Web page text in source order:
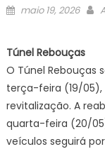
Posted
maio 19, 2026
Túnel Rebouças
O Túnel Rebouças
terça-feira (19/05),
revitalização. A
quarta-feira (20/
veículos seguirá